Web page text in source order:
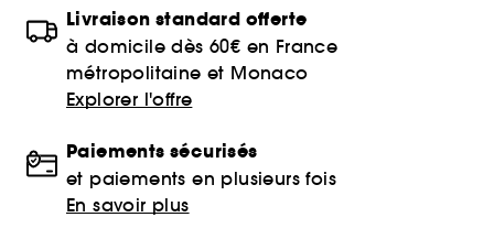
Livraison standard offerte
à domicile dès 60€ en France
métropolitaine et Monaco
Explorer l'offre
Paiements sécurisés
et paiements en plusieurs fois
En savoir plus